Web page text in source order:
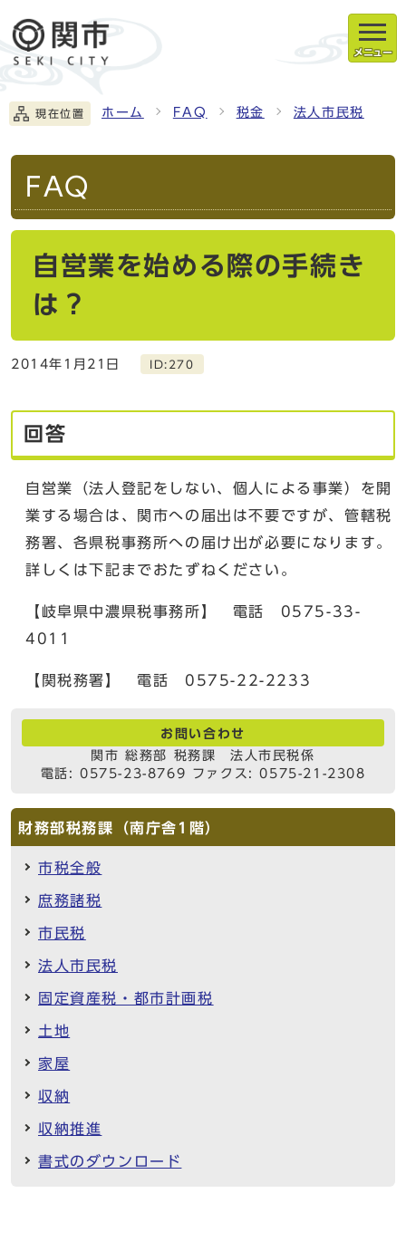
メニュー
現在位置 ホーム FAQ 税金 法人市民税
FAQ
自営業を始める際の手続き
は？
2014年1月21日 ID:270
回答
自営業（法人登記をしない、個人による事業）を開
業する場合は、関市への届出は不要ですが、管轄税
務署、各県税事務所への届け出が必要になります。
詳しくは下記までおたずねください。
【岐阜県中濃県税事務所】 電話 0575-33-
4011
【関税務署】 電話 0575-22-2233
お問い合わせ
関市 総務部 税務課 法人市民税係
電話: 0575-23-8769 ファクス: 0575-21-2308
財務部税務課（南庁舎1階）
市税全般
庶務諸税
市民税
法人市民税
固定資産税・都市計画税
土地
家屋
収納
収納推進
書式のダウンロード